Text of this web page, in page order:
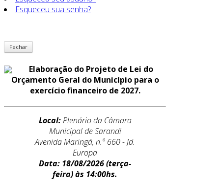
Esqueceu sua senha?
Fechar
Elaboração do Projeto de Lei do
Orçamento Geral do Município para o
exercício financeiro de 2027.
Local:Plenário da Câmara
Municipal de Sarandi
Avenida Maringá, n.º 660 - Jd.
Europa
Data: 18/08/2026(terça-
feira) às 14:00hs.